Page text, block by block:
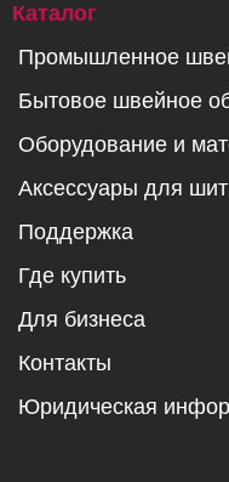
Каталог
Промышленное
Бытовое швейное
Оборудование и
Аксессуары для
Поддержка
Где купить
Для бизнеса
Контакты
Юридическая